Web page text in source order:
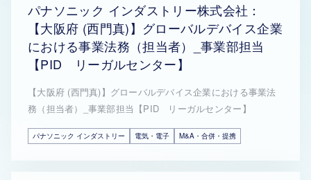
パナソニック インダストリー株式会社：
【大阪府 (西門真)】グローバルデバイス企業
における事業法務（担当者）_事業部担当
【PID リーガルセンター】
【大阪府 (西門真)】グローバルデバイス企業における事業法
務（担当者）_事業部担当【PID リーガルセンター】
パナソニック インダストリー 電気・電子 M&A・合併・提携